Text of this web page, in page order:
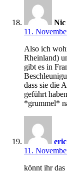
Nic
11.
Also ich
Rheinland)
gibt es in
dass sie die
geführt
*grummel*
eric
11.
könnt ihr